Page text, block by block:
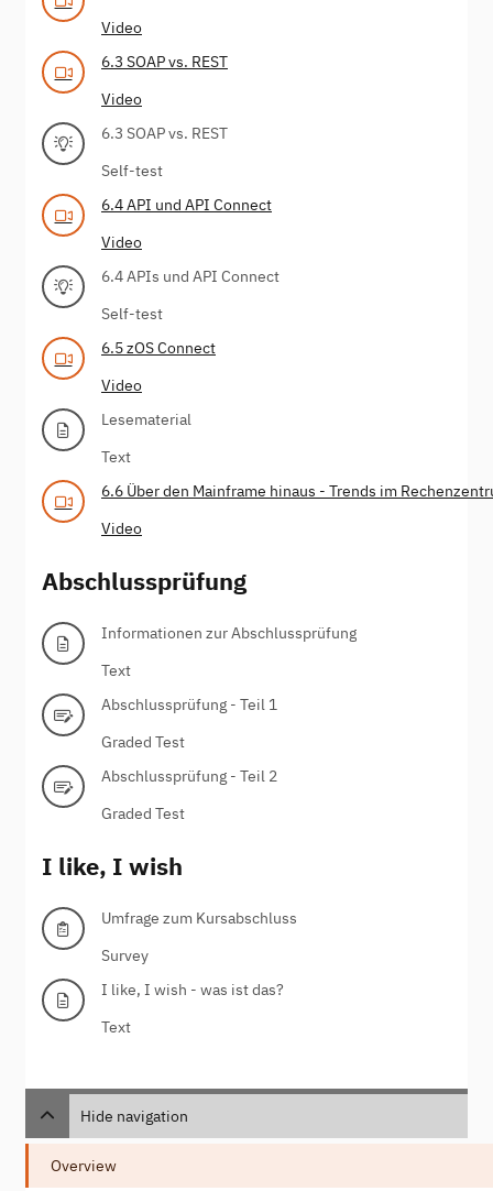
Video
6.3 SOAP vs. REST
Video
6.3 SOAP vs. REST
Self-test
6.4 API und API Connect
Video
6.4 APIs und API Connect
Self-test
6.5 zOS Connect
Video
Lesematerial
Text
6.6 Über den Mainframe hinaus - Trends im
Video
Abschlussprüfung
Informationen zur Abschlussprüfung
Text
Abschlussprüfung - Teil 1
Graded Test
Abschlussprüfung - Teil 2
Graded Test
I like, I wish
Umfrage zum Kursabschluss
Survey
I like, I wish - was ist das?
Text
Hide navigation
Overview